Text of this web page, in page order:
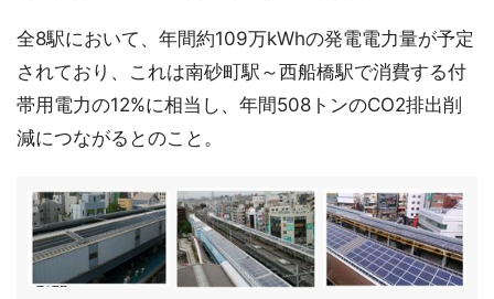
全8駅において、年間約109万kWhの発電電力量が予定
されており、これは南砂町駅～西船橋駅で消費する付
帯用電力の12%に相当し、年間508トンのCO2排出削
減につながるとのこと。